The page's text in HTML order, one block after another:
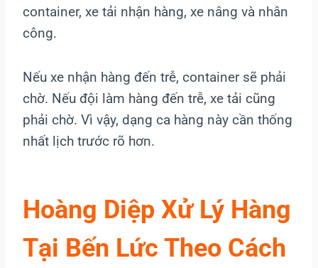
container, xe tải nhận hàng, xe nâng và nhân
công.
Nếu xe nhận hàng đến trễ, container sẽ phải
chờ. Nếu đội làm hàng đến trễ, xe tải cũng
phải chờ. Vì vậy, dạng ca hàng này cần thống
nhất lịch trước rõ hơn.
Hoàng Diệp Xử Lý Hàng
Tại Bến Lức Theo Cách